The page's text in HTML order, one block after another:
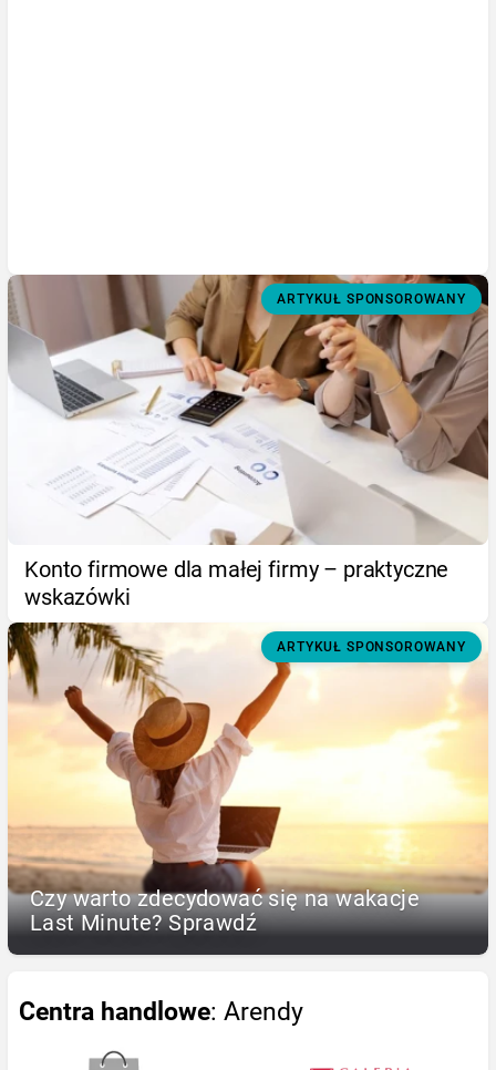
ARTYKUŁ SPONSOROWANY
Konto firmowe dla małej firmy – praktyczne
wskazówki
ARTYKUŁ SPONSOROWANY
Czy warto zdecydować się na wakacje
Last Minute? Sprawdź
Centra handlowe: Arendy